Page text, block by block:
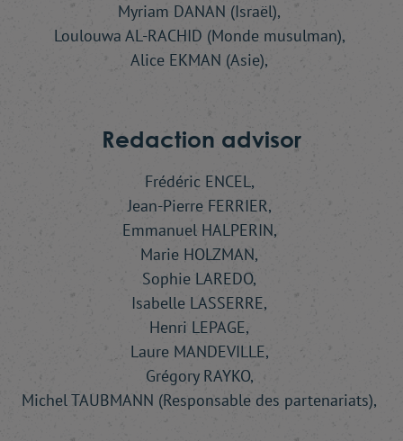
Myriam DANAN (Israël),
Loulouwa AL-RACHID (Monde musulman),
Alice EKMAN (Asie),
Redaction advisor
Frédéric ENCEL,
Jean-Pierre FERRIER,
Emmanuel HALPERIN,
Marie HOLZMAN,
Sophie LAREDO,
Isabelle LASSERRE,
Henri LEPAGE,
Laure MANDEVILLE,
Grégory RAYKO,
Michel TAUBMANN (Responsable des partenariats),